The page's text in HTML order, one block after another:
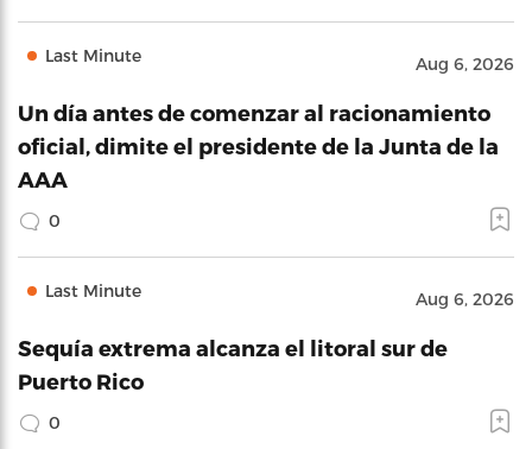
Last Minute Aug 6, 2026
Un día antes de comenzar al racionamiento
oficial, dimite el presidente de la Junta de la
AAA
0
Last Minute Aug 6, 2026
Sequía extrema alcanza el litoral sur de
Puerto Rico
0